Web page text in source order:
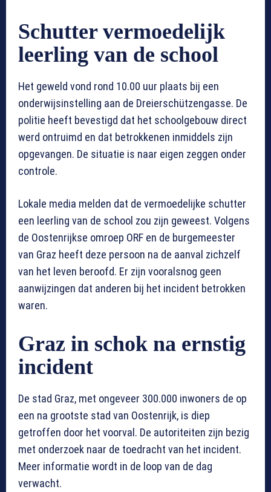
Schutter vermoedelijk
leerling van de school
Het geweld vond rond 10.00 uur plaats bij een
onderwijsinstelling aan de Dreierschützengasse. De
politie heeft bevestigd dat het schoolgebouw direct
werd ontruimd en dat betrokkenen inmiddels zijn
opgevangen. De situatie is naar eigen zeggen onder
controle.
Lokale media melden dat de vermoedelijke schutter
een leerling van de school zou zijn geweest. Volgens
de Oostenrijkse omroep ORF en de burgemeester
van Graz heeft deze persoon na de aanval zichzelf
van het leven beroofd. Er zijn vooralsnog geen
aanwijzingen dat anderen bij het incident betrokken
waren.
Graz in schok na ernstig
incident
De stad Graz, met ongeveer 300.000 inwoners de op
een na grootste stad van Oostenrijk, is diep
getroffen door het voorval. De autoriteiten zijn bezig
met onderzoek naar de toedracht van het incident.
Meer informatie wordt in de loop van de dag
verwacht.